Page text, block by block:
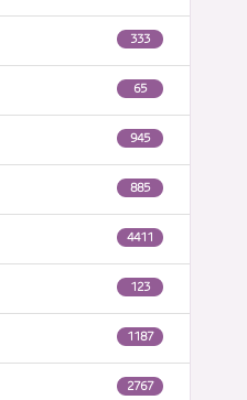
333
65
945
885
4411
123
1187
2767